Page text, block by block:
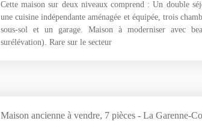
Cette maison sur deux niveaux comprend : Un double
une cuisine indépendante aménagée et équipée, trois
sous-sol et un garage. Maison à moderniser avec
surélévation). Rare sur le secteur
Maison ancienne à vendre, 7 pièces - La Garenne-